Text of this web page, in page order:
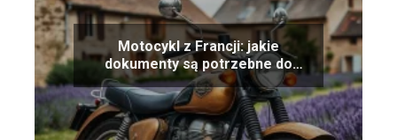
Motocykl z Francji: jakie
dokumenty są potrzebne do
rejestracji?